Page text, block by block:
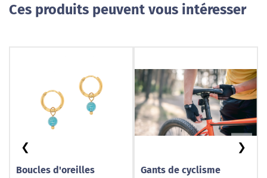
Ces produits peuvent vous intéresser
Boucles d'oreilles
Gants de cyclisme
❮ ❯